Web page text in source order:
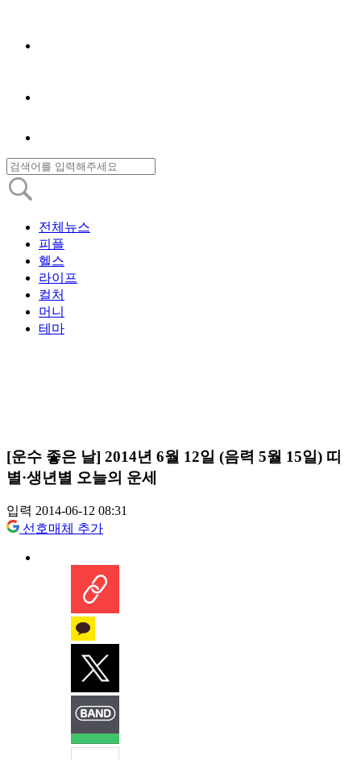
전체뉴스
피플
헬스
라이프
컬처
머니
테마
[운수 좋은 날] 2014년 6월 12일 (음력 5월 15일) 띠
별·생년별 오늘의 운세
입력 2014-06-12 08:31
선호매체 추가